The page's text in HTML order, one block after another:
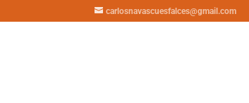
carlosnavascuesfalces@gmail.com